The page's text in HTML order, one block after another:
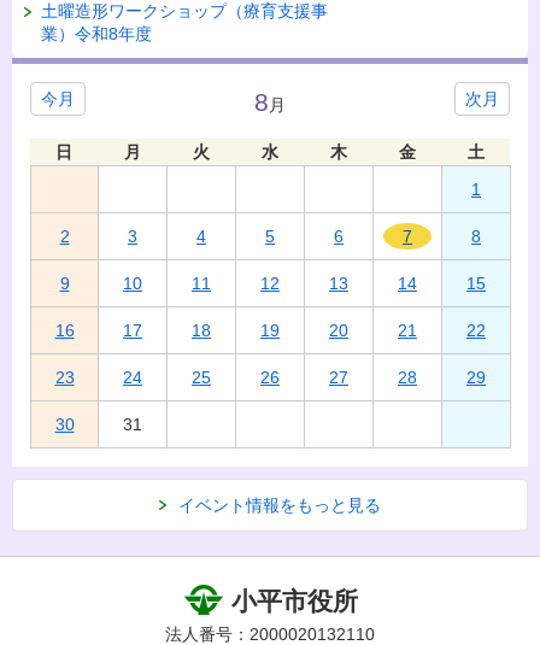
土曜造形ワークショップ（療育支援事
業）令和8年度
今月 次月
8 月
日 月 火 水 木 金
土
1
2 3 4 5 6 7 8
9 10 11 12 13 14 15
16 17 18 19 20 21 22
23 24 25 26 27 28 29
30 31
イベント情報をもっと見る
小平市役所
法人番号：2000020132110